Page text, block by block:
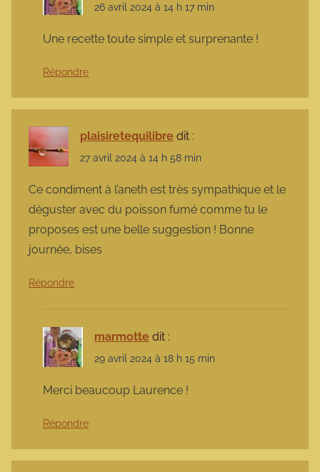
26 avril 2024 à 14 h 17 min
Une recette toute simple et surprenante !
Répondre
plaisiretequilibre dit :
27 avril 2024 à 14 h 58 min
Ce condiment à l’aneth est très sympathique et le
déguster avec du poisson fumé comme tu le
proposes est une belle suggestion ! Bonne
journée, bises
Répondre
marmotte dit :
29 avril 2024 à 18 h 15 min
Merci beaucoup Laurence !
Répondre